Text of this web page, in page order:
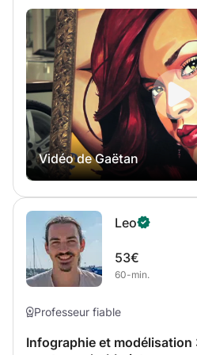
et types de fichiers Vous créer
professeur et apprenez ce dont
besoin dans le cadre de votre
amateur ou professionnelle.
Vidéo de Gaëtan
Leo
53€
60-min.
Professeur fiable
Infographie et